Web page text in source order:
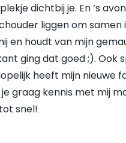
dichtbij je. En ’s
liggen om
en houdt van mijn
ging dat goed ;).
heeft mijn
graag kennis met mij
snel!